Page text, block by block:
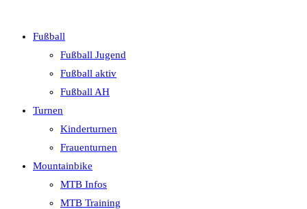
Fußball
Fußball Jugend
Fußball aktiv
Fußball AH
Turnen
Kinderturnen
Frauenturnen
Mountainbike
MTB Infos
MTB Training